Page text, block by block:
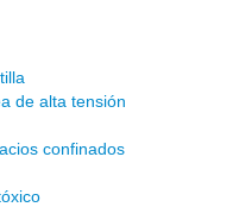
de alta tensión
confinados